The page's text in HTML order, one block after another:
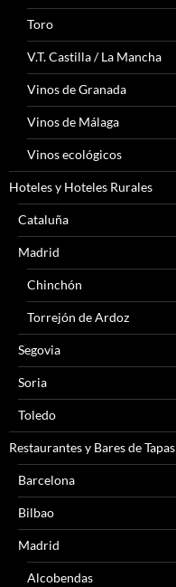
Toro
V.T. Castilla / La Mancha
Vinos de Granada
Vinos de Málaga
Vinos ecológicos
Hoteles y Hoteles Rurales
Cataluña
Madrid
Chinchón
Torrejón de Ardoz
Segovia
Soria
Toledo
Restaurantes y Bares de Tapas
Barcelona
Bilbao
Madrid
Alcobendas